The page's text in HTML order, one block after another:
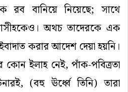
রব বানিয়ে নিয়েছে; সাথে
অথচ তাদেরকে এক
করার আদেশ দেয়া হয়নি।
কোন ইলাহ নেই, পাঁক-পবিত্রতা
(বহু ঊর্ধ্বে তিনি) তারা